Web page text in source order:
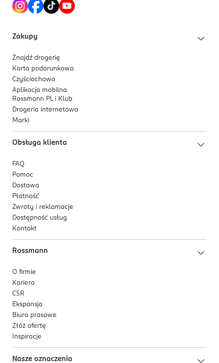
Zakupy
Znajdź drogerię
Karta podarunkowa
Czyściochowo
Aplikacja mobilna
Rossmann PL i Klub
Drogeria internetowa
Marki
Obsługa klienta
FAQ
Pomoc
Dostawa
Płatność
Zwroty i reklamacje
Dostępność usług
Kontakt
Rossmann
O firmie
Kariera
CSR
Ekspansja
Biuro prasowe
Złóż ofertę
Inspiracje
Nasze oznaczenia